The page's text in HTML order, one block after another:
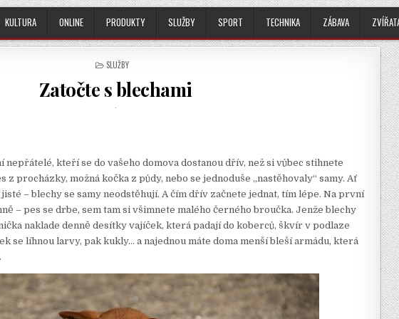
KULTURA ONLINE PRODUKTY SLUŽBY SPORT TECHNIKA ZÁBAVA
POSTED
SLUŽBY
Zatočte s blechami
kteří se do vašeho domova dostanou dřív, než si vůbec stihnete
procházky, možná kočka z půdy, nebo se jednoduše „nastěhovaly“ samy. Ať
– blechy se samy neodstěhují. A čím dřív začnete jednat, tím lépe. Na první
– pes se drbe, sem tam si všimnete malého černého broučka. Jenže blechy
naklade denně desítky vajíček, která padají do koberců, škvír v podlaze
se líhnou larvy, pak kukly… a najednou máte doma menší bleší armádu, která